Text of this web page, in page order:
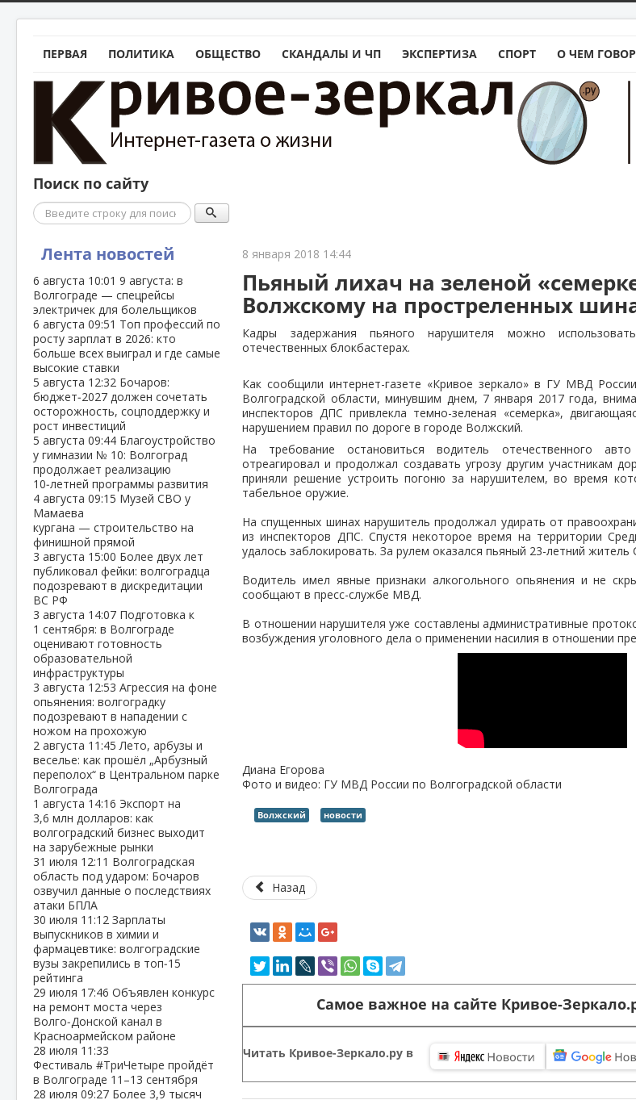
ПЕРВАЯ ПОЛИТИКА ОБЩЕСТВО СКАНДАЛЫ И ЧП ЭКСПЕРТИЗА СПОРТ О ЧЕМ
Поиск по сайту
Поиск
Лента новостей
6 августа 10:01 9 августа: в
Волгограде — спецрейсы
электричек для болельщиков
6 августа 09:51 Топ профессий по
росту зарплат в 2026: кто
больше всех выиграл и где самые
высокие ставки
5 августа 12:32 Бочаров:
бюджет‑2027 должен сочетать
осторожность, соцподдержку и
рост инвестиций
5 августа 09:44 Благоустройство
у гимназии № 10: Волгоград
продолжает реализацию
10‑летней программы развития
4 августа 09:15 Музей СВО у
Мамаева
кургана — строительство на
финишной прямой
3 августа 15:00 Более двух лет
публиковал фейки: волгоградца
подозревают в дискредитации
ВС РФ
3 августа 14:07 Подготовка к
1 сентября: в Волгограде
оценивают готовность
образовательной
инфраструктуры
3 августа 12:53 Агрессия на фоне
опьянения: волгоградку
подозревают в нападении с
ножом на прохожую
2 августа 11:45Лето, арбузы и
веселье: как прошёл „Арбузный
переполох“ в Центральном парке
Волгограда
1 августа 14:16 Экспорт на
3,6 млн долларов: как
волгоградский бизнес выходит
на зарубежные рынки
31 июля 12:11 Волгоградская
область под ударом: Бочаров
озвучил данные о последствиях
атаки БПЛА
30 июля 11:12 Зарплаты
выпускников в химии и
фармацевтике: волгоградские
вузы закрепились в топ‑15
рейтинга
29 июля 17:46 Объявлен конкурс
на ремонт моста через
Волго‑Донской канал в
Красноармейском районе
28 июля 11:33
Фестиваль #ТриЧетыре пройдёт
в Волгограде 11–13 сентября
28 июля 09:27 Более 3,9 тысяч
8 января 2018 14:44
Пьяный лихач на зеленой
Волжскому на простреленных
Кадры задержания пьяного нарушителя можно
отечественных блокбастерах.
Как сообщили интернет-газете «Кривое зеркало» в ГУ МВД
Волгоградской области, минувшим днем, 7 января 2017 года,
инспекторов ДПС привлекла темно-зеленая «семерка»,
нарушением правил по дороге в городе Волжский.
На требование остановиться водитель отечественного
отреагировал и продолжал создавать угрозу другим участникам
приняли решение устроить погоню за нарушителем, во время
табельное оружие.
На спущенных шинах нарушитель продолжал удирать от
из инспекторов ДПС. Спустя некоторое время на территории
удалось заблокировать. За рулем оказался пьяный 23-летний житель
Водитель имел явные признаки алкогольного опьянения и не
сообщают в пресс-службе МВД.
В отношении нарушителя уже составлены административные
возбуждения уголовного дела о применении насилия в отношении
Диана Егорова
Фото и видео: ГУ МВД России по Волгоградской области
Волжский новости
Назад
Самое важное на сайте Кривое-
Читать Кривое-Зеркало.ру в